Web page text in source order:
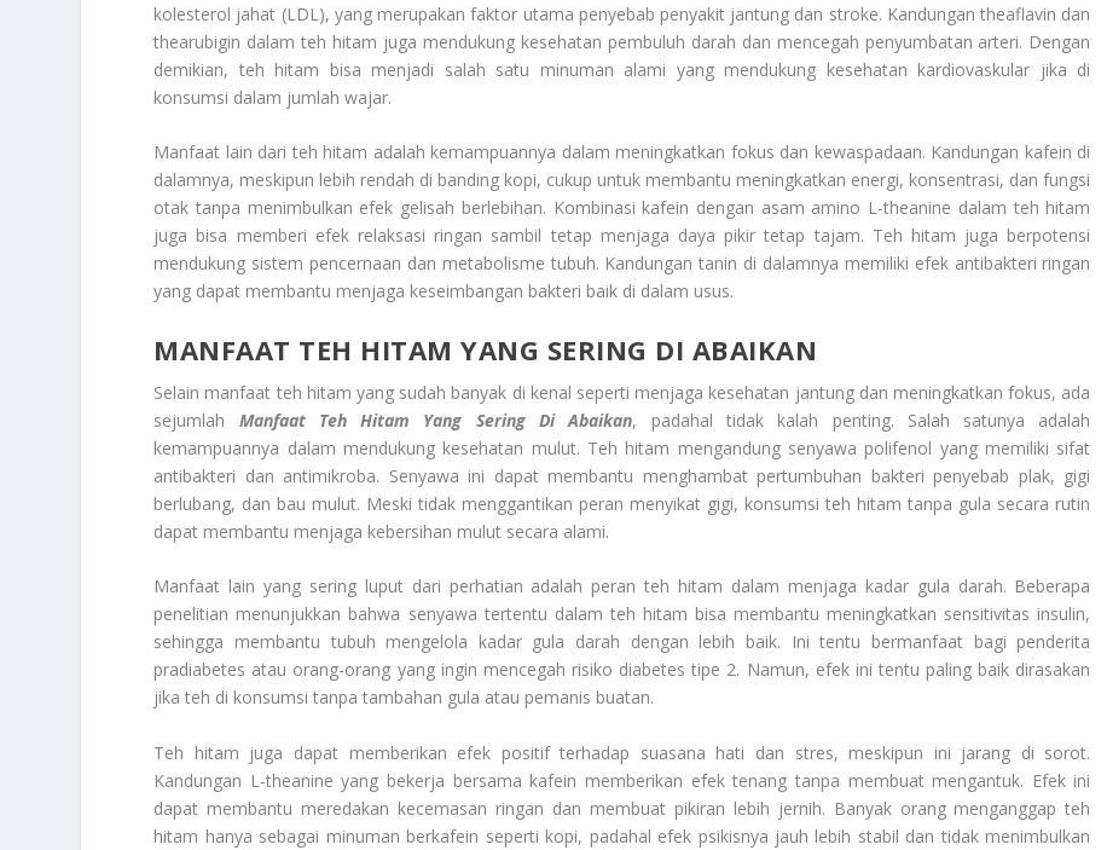
kolesterol jahat (LDL), yang merupakan faktor utama penyebab penyakit jantung dan stroke. Kandungan theaflavin dan
thearubigin dalam teh hitam juga mendukung kesehatan pembuluh darah dan mencegah penyumbatan arteri. Dengan
demikian, teh hitam bisa menjadi salah satu minuman alami yang mendukung kesehatan kardiovaskular jika di
konsumsi dalam jumlah wajar.
Manfaat lain dari teh hitam adalah kemampuannya dalam meningkatkan fokus dan kewaspadaan. Kandungan kafein di
dalamnya, meskipun lebih rendah di banding kopi, cukup untuk membantu meningkatkan energi, konsentrasi, dan fungsi
otak tanpa menimbulkan efek gelisah berlebihan. Kombinasi kafein dengan asam amino L-theanine dalam teh hitam
juga bisa memberi efek relaksasi ringan sambil tetap menjaga daya pikir tetap tajam. Teh hitam juga berpotensi
mendukung sistem pencernaan dan metabolisme tubuh. Kandungan tanin di dalamnya memiliki efek antibakteri ringan
yang dapat membantu menjaga keseimbangan bakteri baik di dalam usus.
MANFAAT TEH HITAM YANG SERING DI ABAIKAN
Selain manfaat teh hitam yang sudah banyak di kenal seperti menjaga kesehatan jantung dan meningkatkan fokus, ada
sejumlah Manfaat Teh Hitam Yang Sering Di Abaikan, padahal tidak kalah penting. Salah satunya adalah
kemampuannya dalam mendukung kesehatan mulut. Teh hitam mengandung senyawa polifenol yang memiliki sifat
antibakteri dan antimikroba. Senyawa ini dapat membantu menghambat pertumbuhan bakteri penyebab plak, gigi
berlubang, dan bau mulut. Meski tidak menggantikan peran menyikat gigi, konsumsi teh hitam tanpa gula secara rutin
dapat membantu menjaga kebersihan mulut secara alami.
Manfaat lain yang sering luput dari perhatian adalah peran teh hitam dalam menjaga kadar gula darah. Beberapa
penelitian menunjukkan bahwa senyawa tertentu dalam teh hitam bisa membantu meningkatkan sensitivitas insulin,
sehingga membantu tubuh mengelola kadar gula darah dengan lebih baik. Ini tentu bermanfaat bagi penderita
pradiabetes atau orang-orang yang ingin mencegah risiko diabetes tipe 2. Namun, efek ini tentu paling baik dirasakan
jika teh di konsumsi tanpa tambahan gula atau pemanis buatan.
Teh hitam juga dapat memberikan efek positif terhadap suasana hati dan stres, meskipun ini jarang di sorot.
Kandungan L-theanine yang bekerja bersama kafein memberikan efek tenang tanpa membuat mengantuk. Efek ini
dapat membantu meredakan kecemasan ringan dan membuat pikiran lebih jernih. Banyak orang menganggap teh
hitam hanya sebagai minuman berkafein seperti kopi, padahal efek psikisnya jauh lebih stabil dan tidak menimbulkan